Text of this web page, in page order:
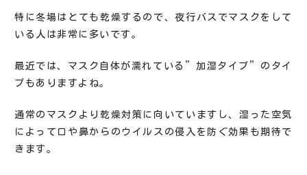
特に冬場はとても乾燥するので、夜行バスでマスクをして
いる人は非常に多いです。
最近では、マスク自体が濡れている”加湿タイプ”のタイ
プもありますよね。
通常のマスクより乾燥対策に向いていますし、湿った空気
によって口や鼻からのウイルスの侵入を防ぐ効果も期待で
きます。